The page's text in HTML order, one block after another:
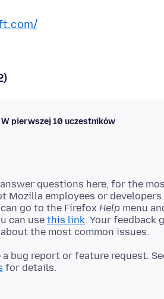
W pierwszej 10 uczestników
questions here, for the
Mozilla employees or
go to the Firefox Help menu
can use this link. Your feedback
bug report or feature request.